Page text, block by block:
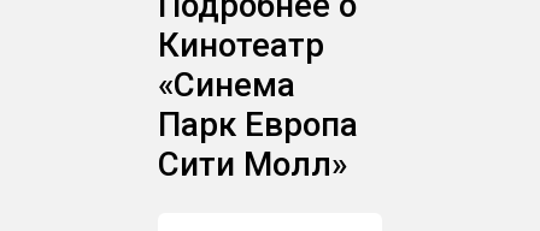
Кинотеатр
«Синема
Парк Европа
Сити Молл»